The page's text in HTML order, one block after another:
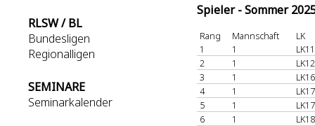
RLSW / BL
Bundesligen
Regionalligen
SEMINARE
Seminarkalender
Spieler - Sommer
Rang Mannschaft
LK
1
1
2
1
3
1
4
1
5
1
6
1